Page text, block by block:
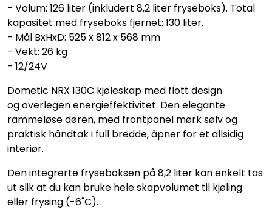
- Volum: 126 liter (inkludert 8,2 liter fryseboks). Total
kapasitet med fryseboks fjernet: 130 liter.
- Mål BxHxD: 525 x 812 x 568 mm
- Vekt: 26 kg
- 12/24V
Dometic NRX 130C kjøleskap med flott design
og overlegen energieffektivitet. Den elegante
rammeløse døren, med frontpanel mørk sølv og
praktisk håndtak i full bredde, åpner for et allsidig
interiør.
Den integrerte fryseboksen på 8,2 liter kan enkelt tas
ut slik at du kan bruke hele skapvolumet til kjøling
eller frysing (-6˚C).